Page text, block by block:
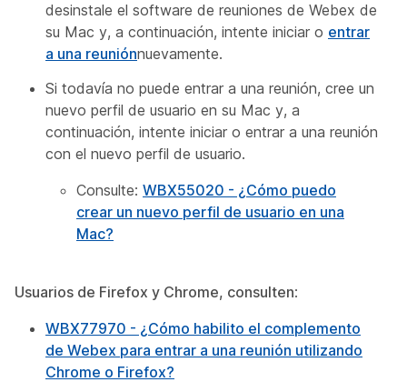
desinstale el software de reuniones de Webex de
su Mac y, a continuación, intente iniciar o entrar
a una reuniónnuevamente.
Si todavía no puede entrar a una reunión, cree un
nuevo perfil de usuario en su Mac y, a
continuación, intente iniciar o entrar a una reunión
con el nuevo perfil de usuario.
Consulte: WBX55020 - ¿Cómo puedo
crear un nuevo perfil de usuario en una
Mac?
Usuarios de Firefox y Chrome, consulten:
WBX77970 - ¿Cómo habilito el complemento
de Webex para entrar a una reunión utilizando
Chrome o Firefox?